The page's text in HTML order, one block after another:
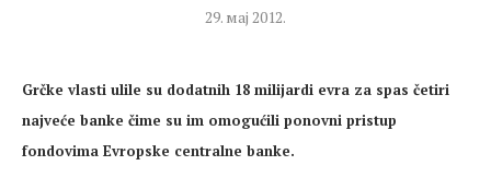
29. мај 2012.
Grčke vlasti ulile su dodatnih 18 milijardi evra za spas četiri
najveće banke čime su im omogućili ponovni pristup
fondovima Evropske centralne banke.